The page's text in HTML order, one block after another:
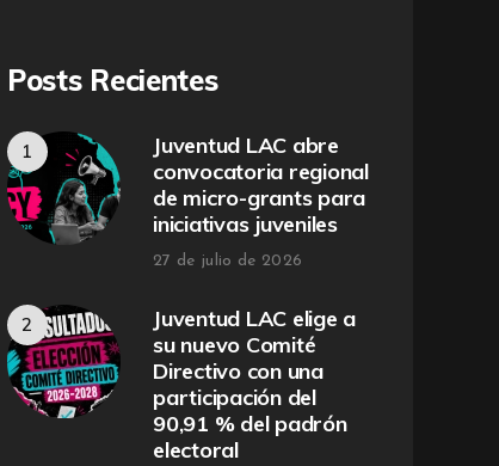
Posts Recientes
Juventud LAC abre
convocatoria regional
de micro-grants para
iniciativas juveniles
27 de julio de 2026
Juventud LAC elige a
su nuevo Comité
Directivo con una
participación del
90,91 % del padrón
electoral